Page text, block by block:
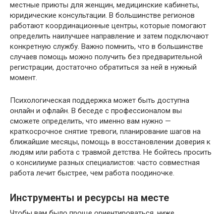
местные приюты для женщин, медицинские кабинеты,
юридические консультации. В большинстве регионов
работают координационные центры, которые помогают
определить наилучшее направление и затем подключают
конкретную службу. Важно помнить, что в большинстве
случаев помощь можно получить без предварительной
регистрации, достаточно обратиться за ней в нужный
момент.
Психологическая поддержка может быть доступна
онлайн и офлайн. В беседе с профессионалом вы
сможете определить, что именно вам нужно —
краткосрочное снятие тревоги, планирование шагов на
ближайшие месяцы, помощь в восстановлении доверия к
людям или работа с травмой детства. Не бойтесь просить
о консилиуме разных специалистов: часто совместная
работа лечит быстрее, чем работа поодиночке.
Инструменты и ресурсы на месте